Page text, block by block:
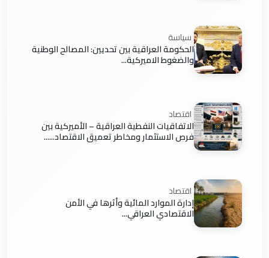
سياسة
الحكومة العراقية بين تحديين: المصالح الوطنية
والضغوط الاميركية...
اقتصاد
الاتفاقيات النفطية العراقية – الأميركية بين
فرص الاستثمار ومخاطر تعميق الاقتصاد......
اقتصاد
إدارة الموارد المائية وأثرها في الأمن
الاقتصادي العراقي...